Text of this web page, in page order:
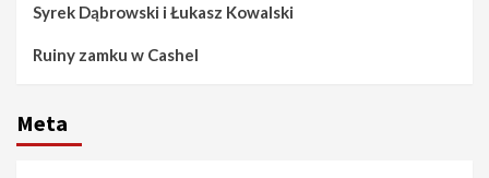
Syrek Dąbrowski i Łukasz Kowalski
Ruiny zamku w Cashel
Meta